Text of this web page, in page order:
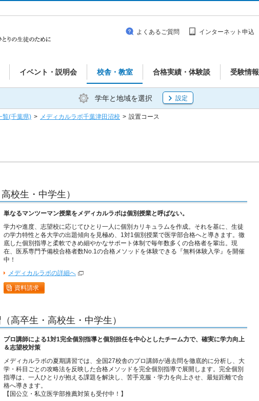
イベント・説明会 校舎・教室 合格実績・体験談 受験情報
よくあるご質問 インターネット申込
学年と地域を選択 設定
覧(千葉県) > メディカルラボ千葉津田沼校 > 設置コース
校生・中学生）
単なるマンツーマン授業をメディカルラボは個別授業と呼ばない。
学力や進度、志望校に応じてひとり一人に個別カリキュラムを作成。それを基に、生徒
の学力特性と各大学の出題傾向を見極め、1対1個別授業で医学部合格へと導きます。徹
底した個別指導と柔軟できめ細やかなサポート体制で毎年数多くの合格者を輩出。現
在、医系専門予備校合格者数No.1の合格メソッドを体験できる『無料体験入学』を開催
中！
メディカルラボの詳細へ
資料請求
高卒生・高校生・中学生）
プロ講師による1対1完全個別指導と個別担任を中心としたチーム力で、確実に学力向上
＆志望校対策
メディカルラボの夏期講習では、全国27校舎のプロ講師が過去問を徹底的に分析し、大
学・科目ごとの攻略法を反映した合格メソッドを完全個別指導で展開します。完全個別
指導は、一人ひとりが抱える課題を解決し、苦手克服・学力を向上させ、最短距離で合
格へ導きます。
【国公立・私立医学部推薦対策も受付中！】